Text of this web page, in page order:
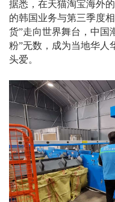
据悉，在天猫淘宝海外
的韩国业务与第三季度
货”走向世界舞台，中国
粉”无数，成为当地华人
头爱。